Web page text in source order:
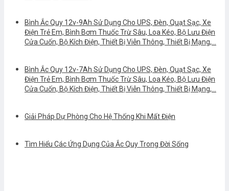
Bình Ắc Quy 12v-9Ah Sử Dụng Cho UPS, Đèn, Quạt Sạc, Xe
Điện Trẻ Em, Bình Bơm Thuốc Trừ Sâu, Loa Kéo, Bộ Lưu Điện
Cửa Cuốn, Bộ Kích Điện, Thiết Bị Viễn Thông, Thiết Bị Mạng,…
Bình Ắc Quy 12v-7Ah Sử Dụng Cho UPS, Đèn, Quạt Sạc, Xe
Điện Trẻ Em, Bình Bơm Thuốc Trừ Sâu, Loa Kéo, Bộ Lưu Điện
Cửa Cuốn, Bộ Kích Điện, Thiết Bị Viễn Thông, Thiết Bị Mạng,…
Giải Pháp Dự Phòng Cho Hệ Thống Khi Mất Điện
Tìm Hiểu Các Ứng Dụng Của Ắc Quy Trong Đời Sống